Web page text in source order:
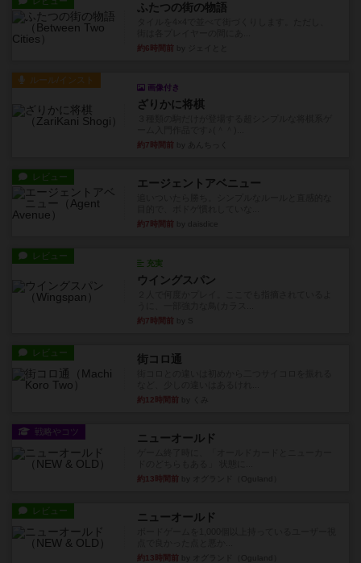
ふたつの街の物語
約6時間前
ルール/インスト
画像付き
ざりかに将棋
約7時間前
レビュー エージェントアベニュー
約7時間前
レビュー
充実
ウイングスパン
約7時間前
レビュー 街コロ通
約12時間前
戦略やコツ ニューオールド
約13時間前
レビュー ニューオールド
約13時間前